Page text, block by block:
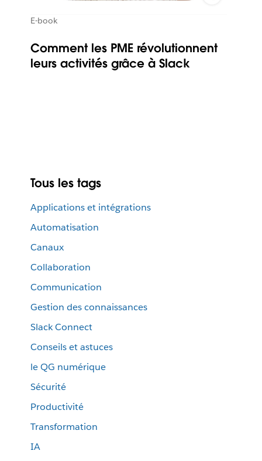
E-book
Comment les PME révolutionnent
leurs activités grâce à Slack
Tous les tags
Applications et intégrations
Automatisation
Canaux
Collaboration
Communication
Gestion des connaissances
Slack Connect
Conseils et astuces
le QG numérique
Sécurité
Productivité
Transformation
IA